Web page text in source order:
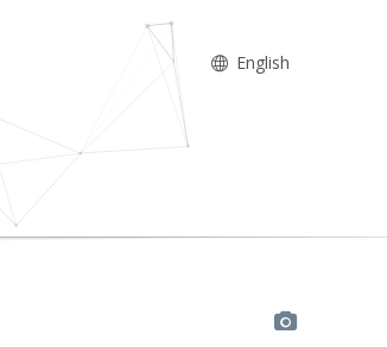
English